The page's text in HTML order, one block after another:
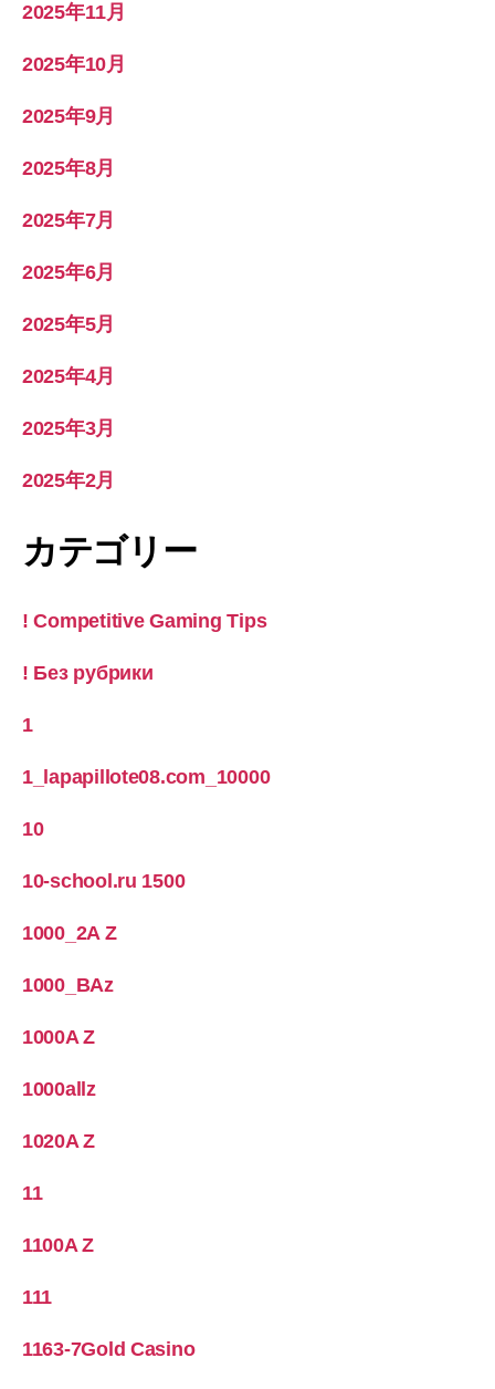
2025年11月
2025年10月
2025年9月
2025年8月
2025年7月
2025年6月
2025年5月
2025年4月
2025年3月
2025年2月
カテゴリー
! Competitive Gaming Tips
! Без рубрики
1
1_lapapillote08.com_10000
10
10-school.ru 1500
1000_2A Z
1000_BAz
1000A Z
1000allz
1020A Z
11
1100A Z
111
1163-7Gold Casino